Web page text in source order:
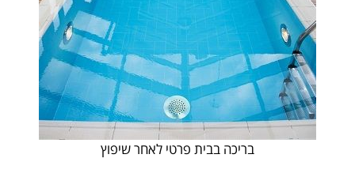
בריכה בבית פרטי לאחר שיפוץ